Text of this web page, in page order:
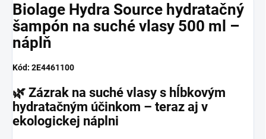
Biolage Hydra Source hydratačný
šampón na suché vlasy 500 ml –
náplň
Kód: 2E4461100
🌿 Zázrak na suché vlasy s hĺbkovým
hydratačným účinkom – teraz aj v
ekologickej náplni